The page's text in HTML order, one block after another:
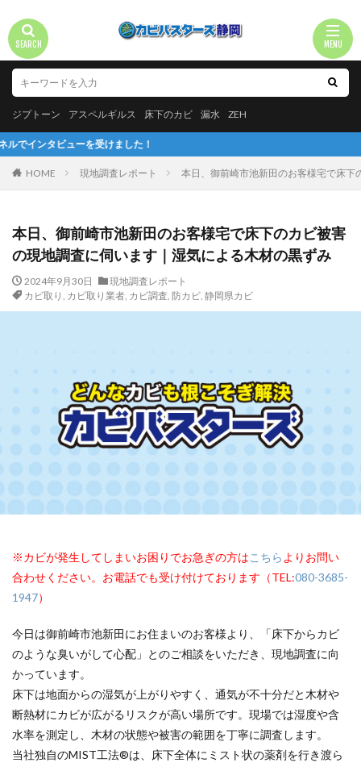
ジプトーン アスペルギルス 床下のカビ 漏水 ZEH
を受けました！
HOME 現地調査レポート 本日、御前崎市池新田のお客様宅で床
本日、御前崎市池新田のお客様宅で床下のカビ被害
の現地調査に伺います｜湿気による木材の黒ずみ
2024年9月30日
現地調査レポート
カビ取り , カビ取り業者, カビ調査, 防カビ, 静岡県カビ
※カビが発生してしまいお困りでお急ぎの方はこちら よりお問い
合わせください。お電話でも受け付けております（TEL:080-3685-
1947）
今日は御前崎市池新田にお住まいのお客様より、「床下からカビ
のような臭いがして心配」とのご相談をいただき、現地調査に向
かっています。
床下は地面からの湿気が上がりやすく、通気が不十分だと木材や
断熱材にカビが広がるリスクが高い場所です。現場では湿度や含
水率を測定し、木材の状態や被害の範囲を丁寧に調査します。
当社独自のMIST工法®は、床下全体にミスト状の薬剤を行き渡ら